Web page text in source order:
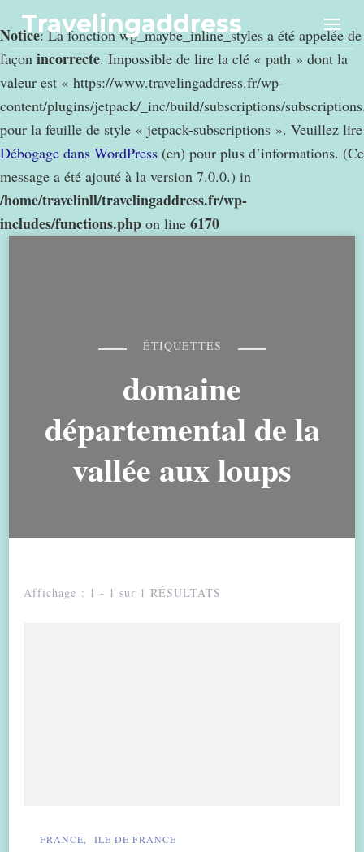
Notice: La fonction wp_maybe_inline_styles a été appelée de
façon incorrecte. Impossible de lire la clé « path » dont la
valeur est « https://www.travelingaddress.fr/wp-
content/plugins/jetpack/_inc/build/subscriptions/
pour la feuille de style « jetpack-subscriptions ». Veuillez lire
Débogage dans WordPress (en) pour plus d’informations. (Ce
message a été ajouté à la version 7.0.0.) in
/home/travelinll/travelingaddress.fr/wp-
includes/functions.php on line 6170
Travelingaddress
ÉTIQUETTES
domaine
départemental de la
vallée aux loups
Affichage : 1 - 1 sur 1 RÉSULTATS
FRANCE ILE DE FRANCE